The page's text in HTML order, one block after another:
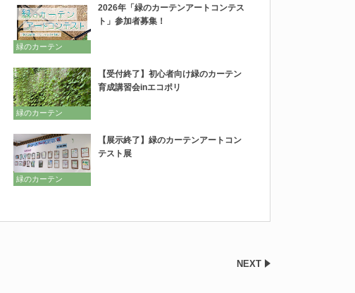
緑のカーテン
2026年「緑のカーテンアートコンテス
ト」参加者募集！
緑のカーテン
【受付終了】初心者向け緑のカーテン
育成講習会inエコポリ
緑のカーテン
【展示終了】緑のカーテンアートコン
テスト展
NEXT